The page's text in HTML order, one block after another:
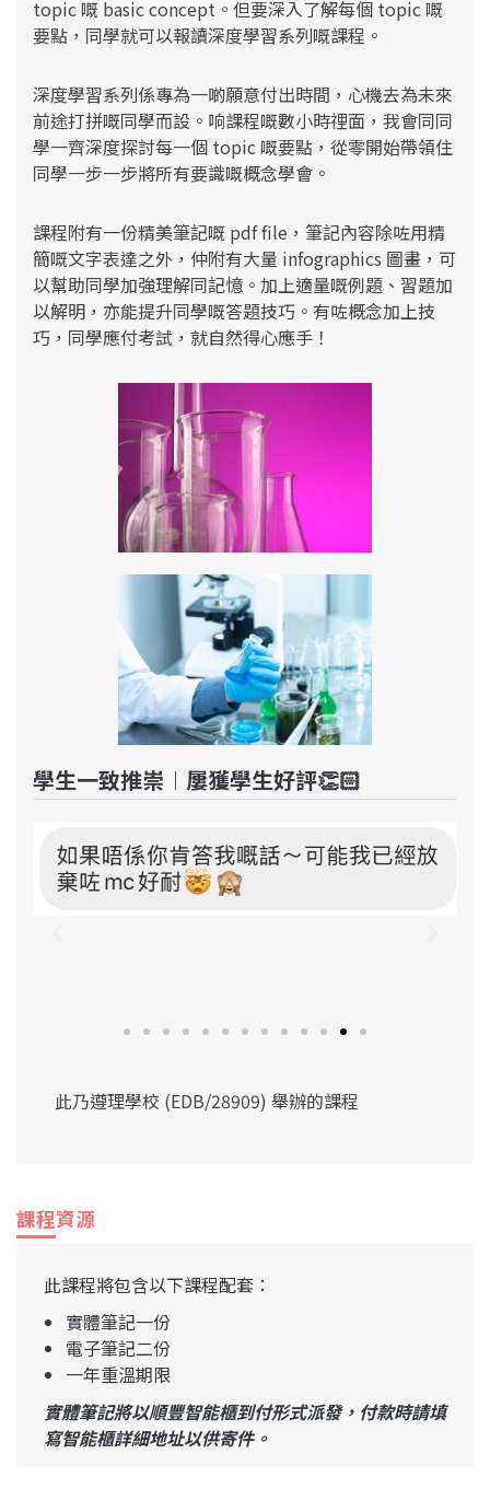
topic 嘅 basic concept。但要深入了解每個 topic 嘅
要點，同學就可以報讀深度學習系列嘅課程。
深度學習系列係專為一啲願意付出時間，心機去為未來
前途打拼嘅同學而設。 响課程嘅數小時𥚃面，我會同同
學一齊深度探討每一個 topic 嘅要點，從零開始帶領住
同學一步一步將所有要識嘅概念學會。
課程附有一份精美筆記嘅 pdf file，筆記內容除咗用精
簡嘅文字表達之外，仲附有大量 infographics 圖畫，可
以幫助同學加強理解同記憶。加上適量嘅例題、習題加
以解明，亦能提升同學嘅答題技巧。有咗概念加上技
巧，同學應付考試，就自然得心應手！
學生一致推崇︱屢獲學生好評👏🏻
此乃遵理學校 (EDB/28909) 舉辦的課程
課程資源
此課程將包含以下課程配套：
實體筆記一份
電子筆記二份
一年重溫期限
實體筆記將以順豐智能櫃到付形式派發，付款時請填
寫智能櫃詳細地址以供寄件。